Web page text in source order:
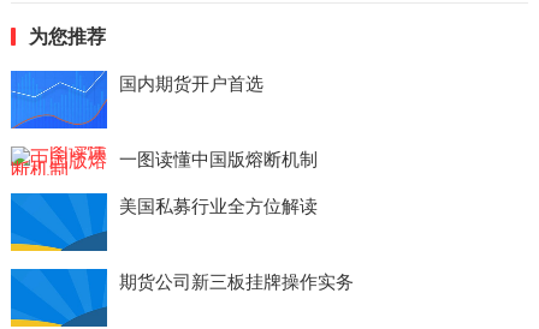
为您推荐
国内期货开户首选
一图读懂中国版熔断机制
美国私募行业全方位解读
期货公司新三板挂牌操作实务